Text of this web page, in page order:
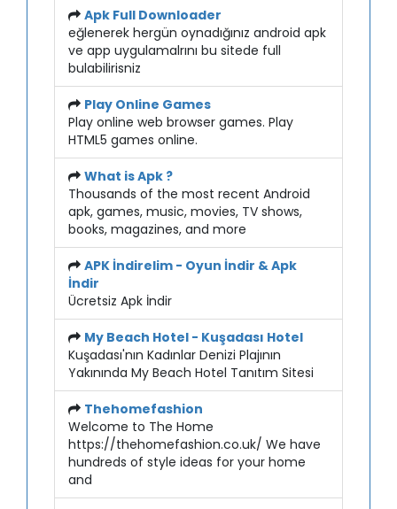
Apk Full Downloader
eğlenerek hergün oynadığınız android apk
ve app uygulamalrını bu sitede full
bulabilirisniz
Play Online Games
Play online web browser games. Play
HTML5 games online.
What is Apk ?
Thousands of the most recent Android
apk, games, music, movies, TV shows,
books, magazines, and more
APK İndirelim - Oyun İndir & Apk
İndir
Ücretsiz Apk İndir
My Beach Hotel - Kuşadası Hotel
Kuşadası'nın Kadınlar Denizi Plajının
Yakınında My Beach Hotel Tanıtım Sitesi
Thehomefashion
Welcome to The Home
https://thehomefashion.co.uk/ We have
hundreds of style ideas for your home
and